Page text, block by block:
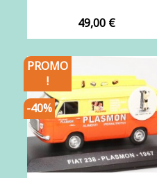
Prix
49,00 €
PROMO
!
-40%